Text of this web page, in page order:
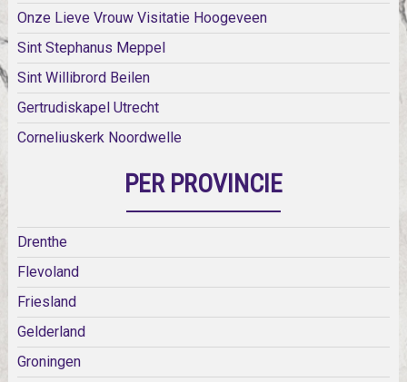
Onze Lieve Vrouw Visitatie Hoogeveen
Sint Stephanus Meppel
Sint Willibrord Beilen
Gertrudiskapel Utrecht
Corneliuskerk Noordwelle
PER PROVINCIE
Drenthe
Flevoland
Friesland
Gelderland
Groningen